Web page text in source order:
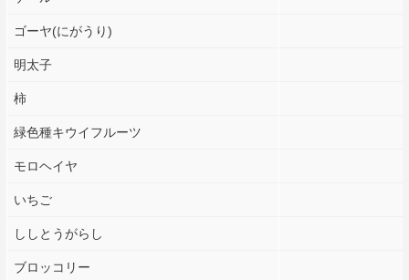
ゴーヤ(にがうり)
明太子
柿
緑色種キウイフルーツ
モロヘイヤ
いちご
ししとうがらし
ブロッコリー